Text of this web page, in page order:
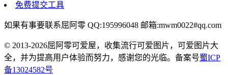
免费提交工具
如果有事要联系屈阿零 QQ:195996048 邮箱:mwm0022#qq.com
© 2013-2026屈阿零可爱屋，收集流行可爱图片，可爱图片大
全，并为提高用户体验而努力，感谢您的光临。备案号蜀ICP
备13024582号